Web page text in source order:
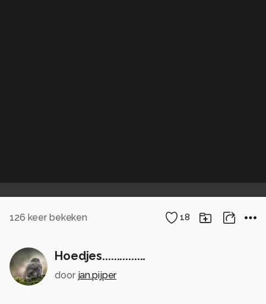
126 keer bekeken 18
Hoedjes...............
door jan.pijper